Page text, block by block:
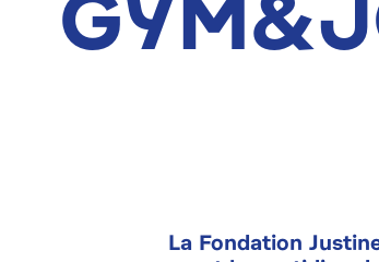
La Fondation